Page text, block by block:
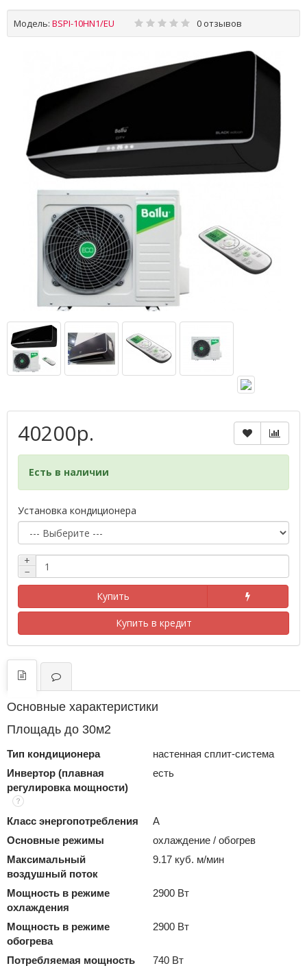
Модель: BSPI-10HN1/EU 0 отзывов
40200р.
Есть в наличии
Установка кондиционера
+
−
Купить
Купить в кредит
Основные характеристики
Площадь до 30м2
Тип кондиционера
настенная сплит-система
Инвертор (плавная
регулировка мощности)
есть
Класс энергопотребления
A
Основные режимы
охлаждение / обогрев
Максимальный
воздушный поток
9.17 куб. м/мин
Мощность в режиме
охлаждения
2900 Вт
Мощность в режиме
обогрева
2900 Вт
Потребляемая мощность 740 Вт